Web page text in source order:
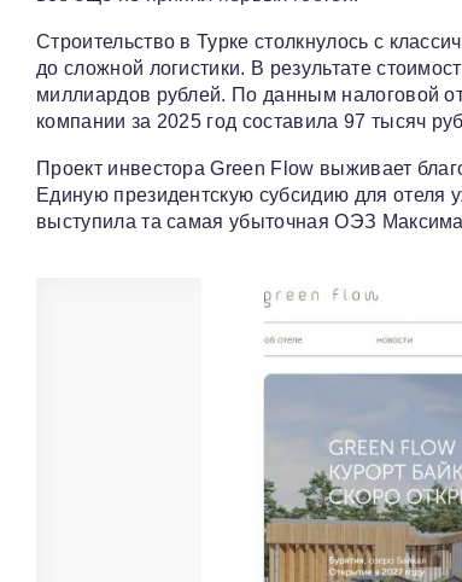
Строительство в Турке столкнулось с
до сложной логистики. В результате
миллиардов рублей. По данным налоговой
компании за 2025 год составила 97 тысяч
Проект инвестора Green Flow выживает
Единую президентскую субсидию для отеля
выступила та самая убыточная ОЭЗ